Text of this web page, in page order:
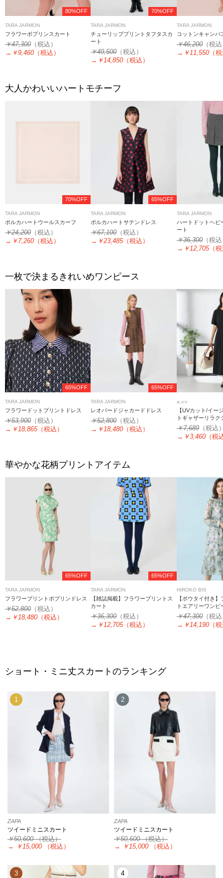
80%OFF
TARA JARMON
フラワーポプリンスカート
￥47,300 （税込）
→ ￥9,460 （税込）
70%OFF
TARA JARMON
チューリッププリントタフタスカ
ート
￥49,500（税込）
→ ￥14,850 （税込）
TARA JARMON
コットンキャンバ
￥46,200（税
→ ￥11,550（
大人かわいいハートモチーフ
70%OFF
TARA JARMON
ポルカハートウールスカーフ
￥24,200 （税込）
→ ￥7,260 （税込）
65%OFF
TARA JARMON
ポルカハートサテンドレス
￥67,100（税込）
→ ￥23,485（税込）
TARA JARMON
ハートドットヘビ
ート
￥36,300（税
→ ￥12,705（
一枚で決まるきれいめワンピース
65%OFF
TARA JARMON
フラワードットプリントドレス
￥53,900 （税込）
→ ￥18,865（税込）
65%OFF
TARA JARMON
レオパードジャカードドレス
￥52,800（税込）
→ ￥18,480 （税込）
a.v.v
【UVカット/イー
トギャザーリラ
ス
￥7,689（税込
→ ￥3,460（税
華やかな花柄プリントアイテム
65%OFF
TARA JARMON
フラワープリントポプリンドレス
￥52,800 （税込）
→ ￥18,480 （税込）
65%OFF
TARA JARMON
【雑誌掲載】フラワープリントス
カート
￥36,300（税込）
→ ￥12,705（税込）
HIROKO BIS
【ボウタイ付き
トエアリーワンピ
￥47,300（税
→ ￥14,190（
ショート・ミニ丈スカートのランキング
1
ZAPA
ツイードミニスカート
￥50,600（税込）
→
￥15,000 （税込）
2
ZAPA
ツイードミニスカート
￥50,600（税込）
→
￥15,000 （税込）
3 4